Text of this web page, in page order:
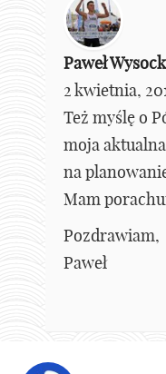
Paweł
2 kwietnia,
Też myślę o
moja
na
Mam
Pozdrawiam,
Paweł